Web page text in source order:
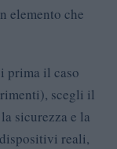
elemento che
prima il caso
scegli il
sicurezza e la
reali,